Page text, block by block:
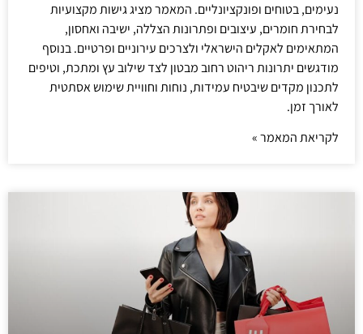
נעימים, בטוחים ופונקציונליים. המאמר מציג גישות מקצועיות
לבחירת חומרים, עיצובים ופתרונות הצללה, ישיבה ואחסון,
המתאימים לאקלים הישראלי ולצרכים עירוניים ופרטיים. בנוסף
מודגשים יתרונות ריהוט רחוב מבטון לצד שילוב עץ ומתכת, וטיפים
לתכנון מקדים שיבטיח עמידות, נוחות וחוויית שימוש אסתטית
לאורך זמן.
לקריאת המאמר »